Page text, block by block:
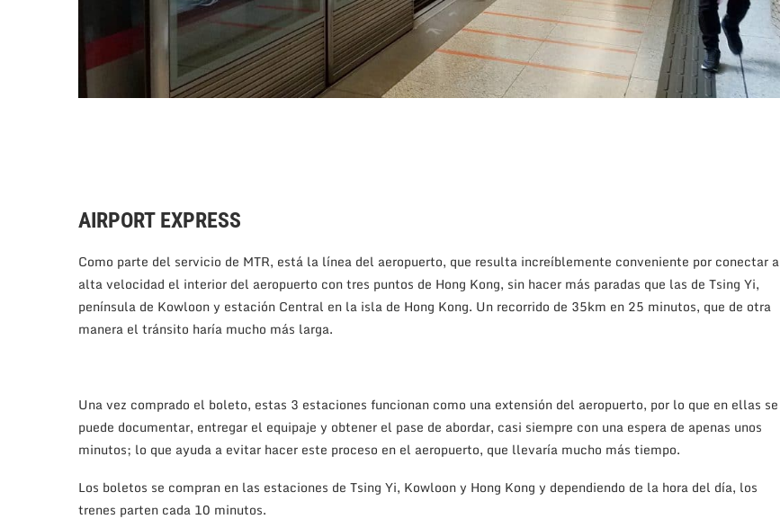
AIRPORT EXPRESS
Como parte del servicio de MTR, está la línea del aeropuerto, que resulta increíblemente conveniente por conectar a
alta velocidad el interior del aeropuerto con tres puntos de Hong Kong, sin hacer más paradas que las de Tsing Yi,
península de Kowloon y estación Central en la isla de Hong Kong. Un recorrido de 35km en 25 minutos, que de otra
manera el tránsito haría mucho más larga.
Una vez comprado el boleto, estas 3 estaciones funcionan como una extensión del aeropuerto, por lo que en ellas se
puede documentar, entregar el equipaje y obtener el pase de abordar, casi siempre con una espera de apenas unos
minutos; lo que ayuda a evitar hacer este proceso en el aeropuerto, que llevaría mucho más tiempo.
Los boletos se compran en las estaciones de Tsing Yi, Kowloon y Hong Kong y dependiendo de la hora del día, los
trenes parten cada 10 minutos.